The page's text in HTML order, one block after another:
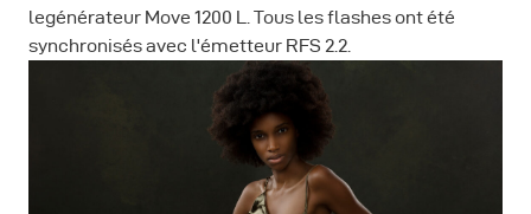
legénérateur Move 1200 L. Tous les flashes ont été
synchronisés avec l'émetteur RFS 2.2.